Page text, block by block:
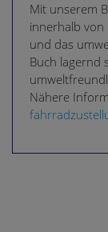
Mit unserem
innerhalb von
und das
Buch lagernd
Nähere